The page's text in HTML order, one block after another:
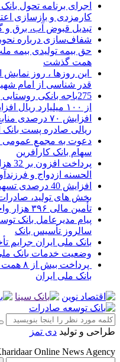
اجرای برنامه تحول بانک
کارمزدی و بازسازی
تبدیل قبوض آب، برق و
شفاف‌سازی درباره نحوه
همت گذشت
این روزها ، روز
قدر شناسی از امام
275باجه بانکی
از ۱۰۰ میلیارد ریال افزایش دادند
ریالی صادره پست بانک
دعوت به مجمع عمومی
سهام بانک کارآفرین
الحسنه ازدواج و
افزایش 40
بخش های تولید،
تأمین مالی ۳۹۶ هزار واحد نهضت ملی توسط بانک مسکن
سالروز تأسیس بانک
بانک ملی ایران جرایم
وضعیت خدمات بانک
بانک ملی ایران
طراحی و تولید دی تمز
Online News Agency